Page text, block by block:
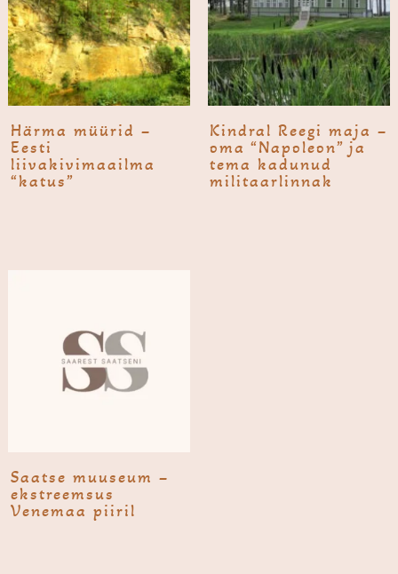
Härma müürid –
Eesti
liivakivimaailma
“katus”
Kindral Reegi maja –
oma “Napoleon” ja
tema kadunud
militaarlinnak
Saatse muu­seum –
ekstreemsus
Venemaa piiril